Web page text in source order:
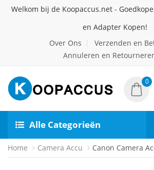
Welkom bij de Koopaccus.net -
en Adapter Kopen!
Over Ons
Verzenden en
Annuleren en
0
Alle Categorieën
Home Camera Accu Canon Camera